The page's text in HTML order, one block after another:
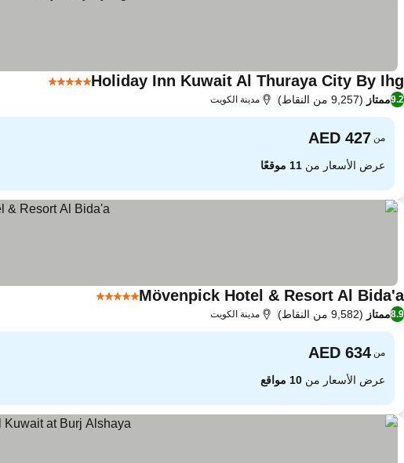
Holiday Inn Kuwait Al Thuraya City By Ihg5 عدد النجوم
9.2ممتاز (9,257 من النقاط) مدينة الكويت
من
عرض الأسعار من 11 موقعًا
Mövenpick Hotel & Resort Al Bida'a5 عدد النجوم
8.9ممتاز (9,582 من النقاط) مدينة الكويت
من
عرض الأسعار من 10 مواقع